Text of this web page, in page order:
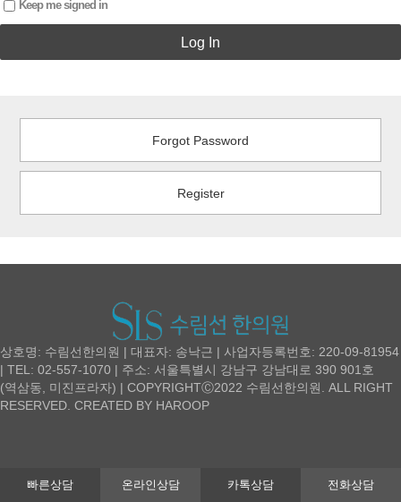
Keep me signed in
Log In
Forgot Password
Register
빠른상담 온라인상담 카톡상담 전화상담
상호명: 수림선한의원 | 대표자: 송낙근 | 사업자등록번호: 220-09-81954
| TEL: 02-557-1070 | 주소: 서울특별시 강남구 강남대로 390 901호
(역삼동, 미진프라자) | COPYRIGHTⒸ2022 수림선한의원. ALL RIGHT
RESERVED. CREATED BY HAROOP